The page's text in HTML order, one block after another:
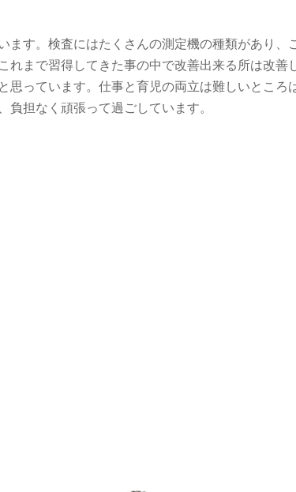
ます。検査にはたくさんの測定機の種類があり、
れまで習得してきた事の中で改善出来る所は改善
思っています。仕事と育児の両立は難しいところ
担なく頑張って過ごしています。